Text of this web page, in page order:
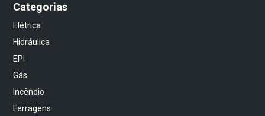
Categorias
Elétrica
Hidráulica
EPI
Gás
Incêndio
Ferragens